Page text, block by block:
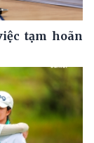
tạm hoãn